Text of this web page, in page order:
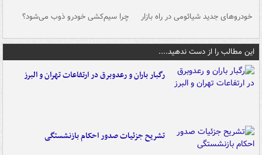
خودروهای جدید شیائومی در راه بازار چرا سیم‌کشی خودرو ذوب می‌شود؟
این مطالب را از دست ندهید....
رگبار باران و رعدوبرق در ارتفاعات تهران و البرز
تشریح جزئیات صدور احکام بازنشستگی